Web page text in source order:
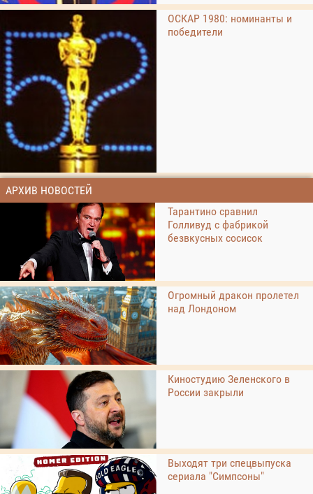
ОСКАР 1980: номинанты и
победители
АРХИВ НОВОСТЕЙ
Тарантино сравнил
Голливуд с фабрикой
безвкусных сосисок
Огромный дракон пролетел
над Лондоном
Киностудию Зеленского в
России закрыли
Выходят три спецвыпуска
сериала "Симпсоны"